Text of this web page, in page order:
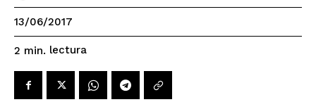
13/06/2017
2 min. lectura